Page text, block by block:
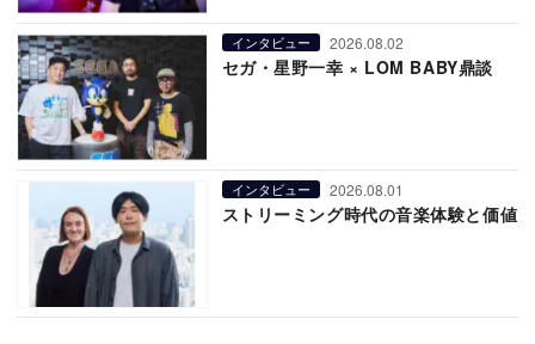
インタビュー 2026.08.02
セガ・星野一幸 × LOM BABY鼎談
インタビュー 2026.08.01
ストリーミング時代の音楽体験と価値